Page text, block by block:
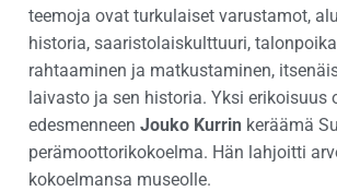
teemoja ovat turkulaiset varustamot,
historia, saaristolaiskulttuuri,
rahtaaminen ja matkustaminen,
laivasto ja sen historia. Yksi erikoisuus
edesmenneen Jouko Kurrin keräämä
perämoottorikokoelma. Hän lahjoitti
kokoelmansa museolle.